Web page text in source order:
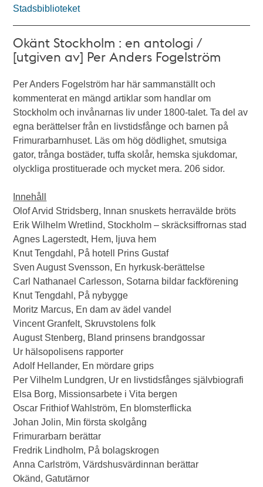
Stadsbiblioteket
Okänt Stockholm : en antologi /
[utgiven av] Per Anders Fogelström
Per Anders Fogelström har här sammanställt och
kommenterat en mängd artiklar som handlar om
Stockholm och invånarnas liv under 1800-talet. Ta del av
egna berättelser från en livstidsfånge och barnen på
Frimurarbarnhuset. Läs om hög dödlighet, smutsiga
gator, trånga bostäder, tuffa skolår, hemska sjukdomar,
olyckliga prostituerade och mycket mera. 206 sidor.
Innehåll
Olof Arvid Stridsberg, Innan snuskets herravälde bröts
Erik Wilhelm Wretlind, Stockholm – skräcksiffrornas stad
Agnes Lagerstedt, Hem, ljuva hem
Knut Tengdahl, På hotell Prins Gustaf
Sven August Svensson, En hyrkusk-berättelse
Carl Nathanael Carlesson, Sotarna bildar fackförening
Knut Tengdahl, På nybygge
Moritz Marcus, En dam av ädel vandel
Vincent Granfelt, Skruvstolens folk
August Stenberg, Bland prinsens brandgossar
Ur hälsopolisens rapporter
Adolf Hellander, En mördare grips
Per Vilhelm Lundgren, Ur en livstidsfånges självbiografi
Elsa Borg, Missionsarbete i Vita bergen
Oscar Frithiof Wahlström, En blomsterflicka
Johan Jolin, Min första skolgång
Frimurarbarn berättar
Fredrik Lindholm, På bolagskrogen
Anna Carlström, Värdshusvärdinnan berättar
Okänd, Gatutärnor